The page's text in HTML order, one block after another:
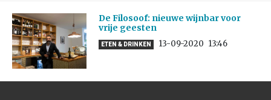
De Filosoof: nieuwe wijnbar voor
vrije geesten
ETEN & DRINKEN 13-09-2020 13:46